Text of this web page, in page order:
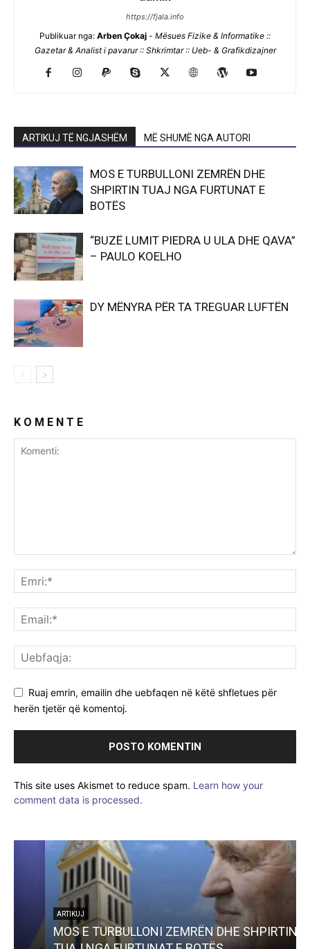
https://fjala.info
Publikuar nga: Arben Çokaj - Mësues Fizike & Informatike ::
Gazetar & Analist i pavarur :: Shkrimtar :: Ueb- & Grafikdizajner
ARTIKUJ TË NGJASHËM MË SHUMË NGA AUTORI
MOS E TURBULLONI ZEMRËN DHE
SHPIRTIN TUAJ NGA FURTUNAT E
BOTËS
“BUZË LUMIT PIEDRA U ULA DHE QAVA”
– PAULO KOELHO
DY MËNYRA PËR TA TREGUAR LUFTËN
K O M E N T E
Ruaj emrin, emailin dhe uebfaqen në këtë shfletues për
herën tjetër që komentoj.
This site uses Akismet to reduce spam. Learn how your
comment data is processed.
MOS E TURBULLONI ZEMRËN DHE SHPIRTIN